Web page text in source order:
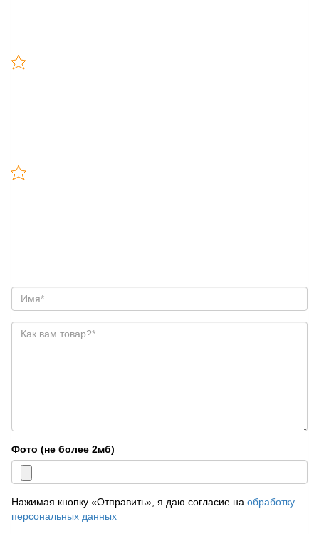
Фото (не более 2мб)
Нажимая кнопку «Отправить», я даю согласие на обработку
персональных данных